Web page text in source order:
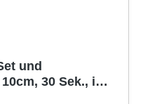
und
30 Sek., im